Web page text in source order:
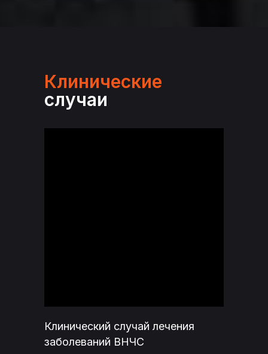
Клинические
случаи
Клинический случай лечения
заболеваний ВНЧС